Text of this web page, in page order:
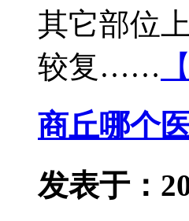
其它部位
较复……
商丘哪个
发表于：